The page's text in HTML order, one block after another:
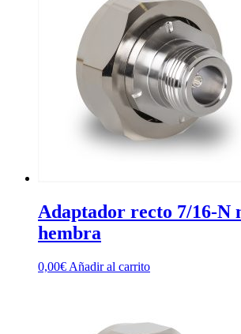
Adaptador recto 7/16-N
hembra
0,00€ Añadir al carrito